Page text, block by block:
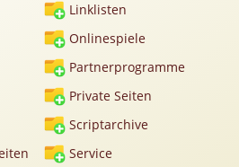
Werbedienstleistungen
Handy Tarifvergleich
Partner
Homepageerstellung
Webkatalog
Linklisten
Onlinespiele
Partnerprogramme
Private Seiten
Scriptarchive
Service